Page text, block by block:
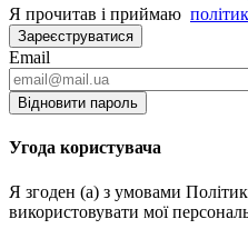
Я прочитав і приймаю
Зареєструватися
Email
Відновити пароль
Угода користувача
Я згоден (а) з умовами
використовувати мої